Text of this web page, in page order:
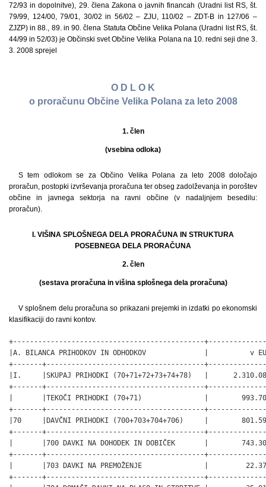
72/93 in dopolnitve), 29. člena Zakona o javnih financah (Uradni list RS, št.
79/99, 124/00, 79/01, 30/02 in 56/02 – ZJU, 110/02 – ZDT-B in 127/06 –
ZJZP) in 88., 89. in 90. člena Statuta Občine Velika Polana (Uradni list RS, št.
44/99 in 52/03) je Občinski svet Občine Velika Polana na 10. redni seji dne 3.
3. 2008 sprejel
O D L O K
o proračunu Občine Velika Polana za leto 2008
1. člen
(vsebina odloka)
S tem odlokom se za Občino Velika Polana za leto 2008 določajo
proračun, postopki izvrševanja proračuna ter obseg zadolževanja in poroštev
občine in javnega sektorja na ravni občine (v nadaljnjem besedilu:
proračun).
I. VIŠINA SPLOŠNEGA DELA PRORAČUNA IN STRUKTURA
POSEBNEGA DELA PRORAČUNA
2. člen
(sestava proračuna in višina splošnega dela proračuna)
V splošnem delu proračuna so prikazani prejemki in izdatki po ekonomski
klasifikaciji do ravni kontov.
+----------------------------------------------+---------------+
|A. BILANCA PRIHODKOV IN ODHODKOV              |          v EUR|
+-------+--------------------------------------+---------------+
|I.     |SKUPAJ PRIHODKI (70+71+72+73+74+78)   |      2.310.084|
+-------+--------------------------------------+---------------+
|       |TEKOČI PRIHODKI (70+71)               |        993.708|
+-------+--------------------------------------+---------------+
|70     |DAVČNI PRIHODKI (700+703+704+706)     |        801.599|
+-------+--------------------------------------+---------------+
|       |700 DAVKI NA DOHODEK IN DOBIČEK       |        743.309|
+-------+--------------------------------------+---------------+
|       |703 DAVKI NA PREMOŽENJE               |         22.379|
+-------+--------------------------------------+---------------+
|       |704 DOMAČI DAVKI NA BLAGO IN STORITVE |         35.911|
+-------+--------------------------------------+---------------+
|       |706 DRUGI DAVKI                       |               |
+-------+--------------------------------------+---------------+
|71     |NEDAVČNI PRIHODKI                     |        192.109|
|       |(710+711+712+713+714)                 |               |
+-------+--------------------------------------+---------------+
|       |710 UDELEŽBA NA DOBIČKU IN DOHODKI OD |         12.715|
|       |PREMOŽENJA                            |               |
+-------+--------------------------------------+---------------+
|       |711 TAKSE IN PRISTOJBINE              |          1.000|
+-------+--------------------------------------+---------------+
|       |712 DENARNE KAZNI                     |            420|
+-------+--------------------------------------+---------------+
|       |713 PRIHODKI OD PRODAJE BLAGA IN      |         17.334|
|       |STORITEV                              |               |
+-------+--------------------------------------+---------------+
|       |714 DRUGI NEDAVČNI PRIHODKI           |        160.640|
+-------+--------------------------------------+---------------+
|72     |KAPITALSKI PRIHODKI (720+722)         |          2.000|
+-------+--------------------------------------+---------------+
|       |720 PRIHODKI OD PRODAJE OSNOVNIH      |               |
|       |SREDSTEV                              |               |
+-------+--------------------------------------+---------------+
|       |721 PRIHODKI OD PRODAJE ZALOG         |               |
+-------+--------------------------------------+---------------+
|       |722 PRIHODKI OD PROD. ZEMLJ. IN       |          2.000|
|       |NEMATER. DOLG. SRED.                  |               |
+-------+--------------------------------------+---------------+
|73     |PREJETE DONACIJE (730+731)            |               |
+-------+--------------------------------------+---------------+
|       |730 PREJETE DONACIJE IZ DOMAČIH VIROV |               |
+-------+--------------------------------------+---------------+
|       |731 PREJETE DONACIJE IZ TUJINE        |               |
+-------+--------------------------------------+---------------+
|74     |TRANSFERNI PRIHODKI                   |      1.314.376|
+-------+--------------------------------------+---------------+
|       |740 TRANSFERNI PRIHODKI IZ DRUGIH     |        179.233|
|       |JAVNOFINAN. INSTITUCIJ                |               |
+-------+--------------------------------------+---------------+
|       |741 PREJETA SREDSTVA IZ DRŽAVNEGA     |      1.135.143|
|       |PRORAČUNA                             |               |
+-------+--------------------------------------+---------------+
|II.    |SKUPAJ ODHODKI (40+41+42+43+45)       |      2.458.202|
+-------+--------------------------------------+---------------+
|40     |TEKOČI ODHODKI (400+401+402+403+409)  |        383.702|
+-------+--------------------------------------+---------------+
|       |400 PLAČE IN DRUGI IZDATKI ZAPOSLENIM |        105.338|
+-------+--------------------------------------+---------------+
|       |401 PRISPEVKI DELODAJALCEV ZA         |         18.879|
|       |SOCIALNO VARNOST                      |               |
+-------+--------------------------------------+---------------+
|       |402 IZDATKI ZA BLAGO IN STORITVE      |        232.556|
+-------+--------------------------------------+---------------+
|       |403 PLAČILA DOMAČIH OBRESTI           |          5.000|
+-------+--------------------------------------+---------------+
|       |409 REZERVE                           |          5.000|
+-------+--------------------------------------+---------------+
|41     |TEKOČI TRANSFERI (410+411+412+413)    |        328.863|
+-------+--------------------------------------+---------------+
|       |410 SUBVENCIJE                        |          9.600|
+-------+--------------------------------------+---------------+
|       |411 TRANSFERI POSAMEZNIKOM IN         |         64.172|
|       |GOSPODINJSTVOM                        |               |
+-------+--------------------------------------+---------------+
|       |412 TRANSFERI NEPROFITNIM             |         51.909|
|       |ORGANIZACIJAM IN USTANOVAM            |               |
+-------+--------------------------------------+---------------+
|       |413 DRUGI TEKOČI DOMAČI TRANSFERI     |        203.182|
+-------+--------------------------------------+---------------+
|       |414 TEKOČI TRANSFERI V TUJINO         |               |
+-------+--------------------------------------+---------------+
|42     |INVESTICIJSKI ODHODKI (420)           |      1.722.072|
+-------+--------------------------------------+---------------+
|       |420 NAKUP IN GRADNJA OSNOVNIH         |      1.722.072|
|       |SREDSTEV                              |               |
+-------+--------------------------------------+---------------+
|43     |INVESTICIJSKI TRANSFERI (431+432)     |         23.565|
+-------+--------------------------------------+---------------+
|       |431 INVESTICIJSKI TRANSFERI PRAVNIM   |         23.565|
|       |IN FIZIČNIM OSEBAM                    |               |
+-------+--------------------------------------+---------------+
|       |432 INVESTICIJSKI TRANSFERI           |               |
|       |PRORAČUNSKIM UPORABNIKOM              |               |
+-------+--------------------------------------+---------------+
|III.   |PRORAČUNSKI PRESEŽEK (PRIMANJKLJAJ)   |        148.118|
|       |(I.-II.)                              |               |
+----------------------------------------------+---------------+
|B. RAČUN FINANČNIH TERJATEV IN NALOŽB         |               |
+-------+--------------------------------------+---------------+
|IV.    |PREJETA VRAČILA DANIH POSOJIL IN      |               |
|       |PRODAJA KAPITALSKIH DELEŽEV           |               |
+-------+--------------------------------------+---------------+
|75     |PREJETA VRAČILA DANIH POSOJIL         |               |
+-------+--------------------------------------+---------------+
|       |750 PREJETA VRAČILA DANIH POSOJIL     |              0|
+-------+--------------------------------------+---------------+
|       |751 PRODAJA KAPITALSKIH DELEŽEV       |              0|
+-------+--------------------------------------+---------------+
|       |752 KUPNINA IZ NASLOVA PRIVATICACIJE  |              0|
+-------+--------------------------------------+---------------+
|V.     |DANA POSOJILA IN POVEČANJE            |              0|
|       |KAPITALSKIH DELEŽEV                   |               |
+-------+--------------------------------------+---------------+
|44     |DANA POSOJ. IN POVEČ. KAPIT. DELEŽ.   |              0|
|       |(440+441)                             |               |
+-------+--------------------------------------+---------------+
|       |440 DANA POSOJILA                     |              0|
+-------+--------------------------------------+---------------+
|       |441 POVEČANJE KAPITALSKIH DELEŽEV IN  |              0|
|       |NALOŽB                                |               |
+-------+--------------------------------------+---------------+
|       |442 PORABA SREDSTEV KUPNIN IZ NASLOVA |              0|
|       |PRIVATIZACIJE                         |               |
+-------+--------------------------------------+---------------+
|VI.    |PREJETA MINUS DANA POSOJILA IN        |               |
|       |SPREMEMBE KAPITALSKIH DELEŽEV (IV. –  |               |
|       |V.)                                   |               |
+----------------------------------------------+---------------+
|C. RAČUN FINANCIRANJA                         |               |
+-------+--------------------------------------+---------------+
|VII.   |ZADOLŽEVANJE                          |        148.118|
+-------+--------------------------------------+---------------+
|50     |ZADOLŽEVANJE (500)                    |        148.118|
+-------+--------------------------------------+---------------+
|       |500 DOMAČE ZADOLŽEVANJE               |        148.118|
+-------+--------------------------------------+---------------+
|VIII.  |ODPLAČILA DOLGA                       |         12.824|
+-------+--------------------------------------+---------------+
|55     |ODPLAČILO DOLGA (550)                 |         12.824|
+-------+--------------------------------------+---------------+
|       |550 ODPLAČILO DOMAČEGA DOLGA          |         12.824|
+-------+--------------------------------------+---------------+
|IX.    |SPREMEMBA STANJA SREDSTEV NA RAČUNIH  |               |
|       |(I.+IV.+VII.-II.-V.-VIII.)            |